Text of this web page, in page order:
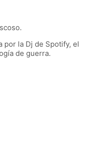
por la Dj de Spotify, el
de guerra.